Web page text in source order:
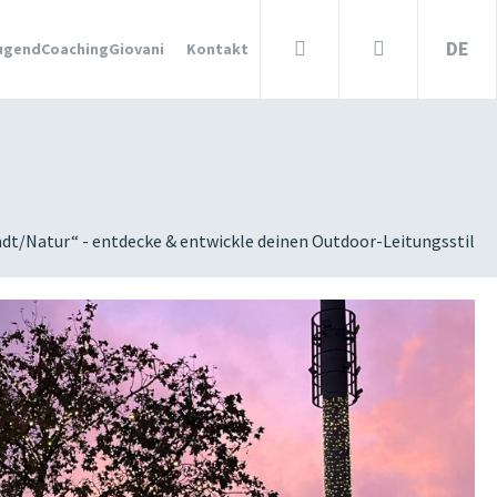
DE
Kontakt
Natur“ - entdecke & entwickle deinen Outdoor-Leitungsstil